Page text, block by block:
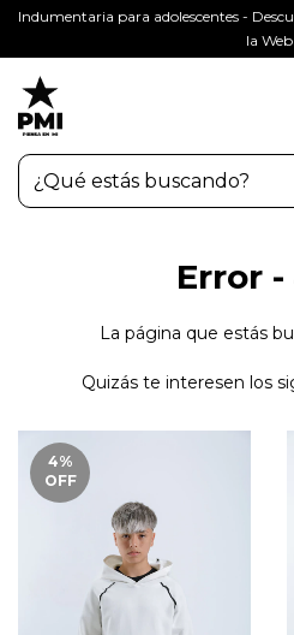
Indumentaria para adolescentes -
la Web
Error
La página que estás
Quizás te interesen los
4%
OFF